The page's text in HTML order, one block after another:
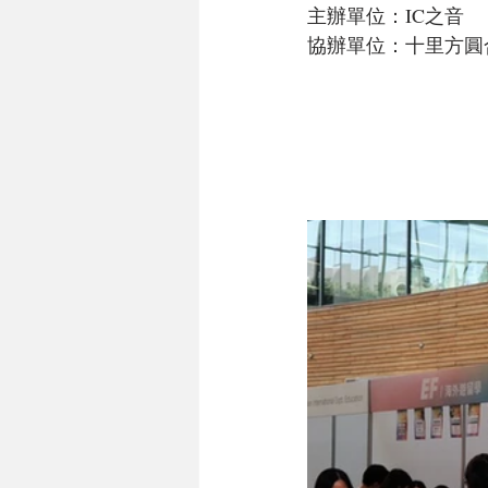
主辦單位：IC之音
協辦單位：十里方